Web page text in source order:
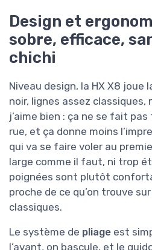
Design et
sobre, efficace,
chichi
Niveau design, la HX X8 joue
noir, lignes assez classiques,
j’aime bien : ça ne se fait
rue, et ça donne moins
qui va se faire voler au
large comme il faut, ni trop
poignées sont plutôt
proche de ce qu’on trouve
classiques.
Le système de pliage est
l’avant, on bascule, et le